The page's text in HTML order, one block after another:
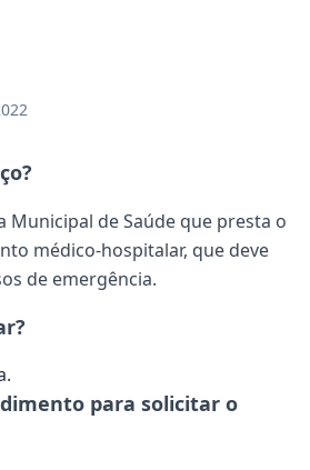
Municipal de Saúde que presta o
médico-hospitalar, que deve
de emergência.
para solicitar o